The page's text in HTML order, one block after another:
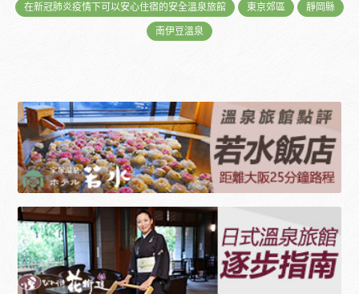
在新冠肺炎疫情下可以安心住宿的安全溫泉旅館 東京郊區 靜岡縣
南伊豆溫泉